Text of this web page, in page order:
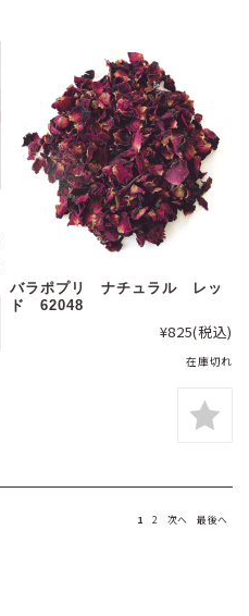
バラポプリ ナチュラル レッ
ド 62048
¥825(税込)
在庫切れ
1 2 次へ 最後へ